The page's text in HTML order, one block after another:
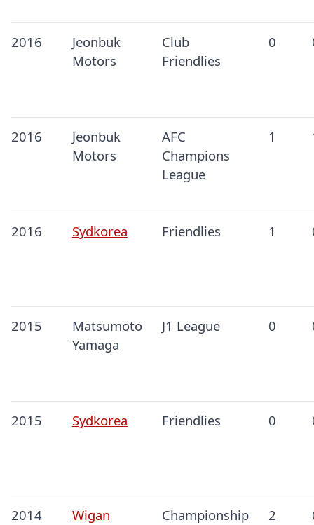
2016
Jeonbuk
Motors
Club
Friendlies
0
2016
Jeonbuk
Motors
AFC
Champions
League
1
2016 Sydkorea Friendlies 1
2015
Matsumoto
Yamaga
J1 League 0
2015 Sydkorea Friendlies 0
2014 Wigan Championship 2